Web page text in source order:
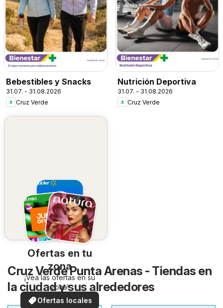
Bebestibles y Snacks
31.07. - 31.08.2026
Cruz Verde
Nutrición Deportiva
31.07. - 31.08.2026
Cruz Verde
Ofertas en tu
zona
¡Vea las ofertas en su
zona!
Ofertas locales
Cruz Verde Punta Arenas - Tiendas en
la ciudad y sus alrededores